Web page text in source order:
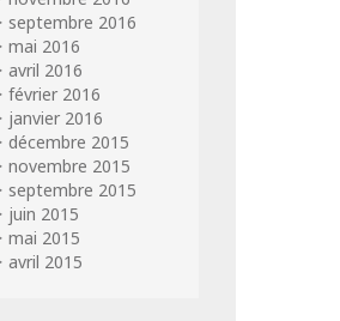
septembre 2016
mai 2016
avril 2016
février 2016
janvier 2016
décembre 2015
novembre 2015
septembre 2015
juin 2015
mai 2015
avril 2015